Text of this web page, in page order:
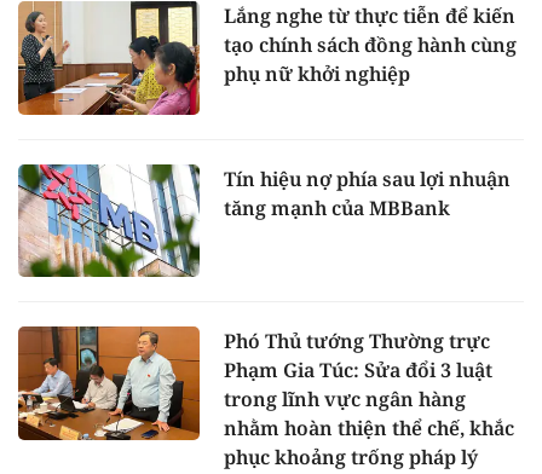
Lắng nghe từ thực tiễn để kiến
tạo chính sách đồng hành cùng
phụ nữ khởi nghiệp
Tín hiệu nợ phía sau lợi nhuận
tăng mạnh của MBBank
Phó Thủ tướng Thường trực
Phạm Gia Túc: Sửa đổi 3 luật
trong lĩnh vực ngân hàng
nhằm hoàn thiện thể chế, khắc
phục khoảng trống pháp lý